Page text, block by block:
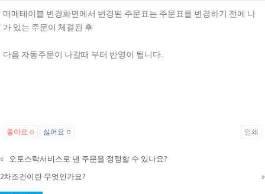
매매테이블 변경화면에서 변경된 주문표는 주문표를 변경하기 전에 나
가 있는 주문이 체결된 후
다음 자동주문이 나갈때 부터 반영이 됩니다.
좋아요 0 싫어요 0 인쇄
«
오토스탁서비스로 낸 주문을 정정할 수 있나요?
2차조건이란 무엇인가요?
»